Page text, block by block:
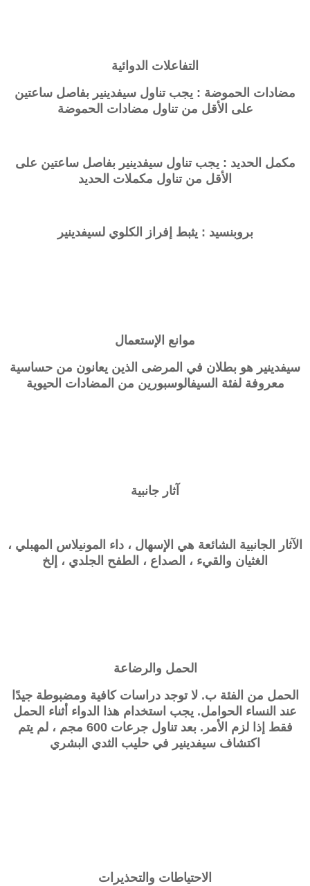
التفاعلات الدوائية
مضادات الحموضة : يجب تناول سيفدينير بفاصل ساعتين
على الأقل من تناول مضادات الحموضة
مكمل الحديد : يجب تناول سيفدينير بفاصل ساعتين على
الأقل من تناول مكملات الحديد
بروبنسيد : يثبط إفراز الكلوي لسيفدينير
موانع الإستعمال
سيفدينير هو بطلان في المرضى الذين يعانون من حساسية
معروفة لفئة السيفالوسبورين من المضادات الحيوية
آثار جانبية
الآثار الجانبية الشائعة هي الإسهال ، داء المونيلاس المهبلي ،
الغثيان والقيء ، الصداع ، الطفح الجلدي ، إلخ
الحمل والرضاعة
الحمل من الفئة ب. لا توجد دراسات كافية ومضبوطة جيدًا
عند النساء الحوامل. يجب استخدام هذا الدواء أثناء الحمل
فقط إذا لزم الأمر. بعد تناول جرعات 600 مجم ، لم يتم
اكتشاف سيفدينير في حليب الثدي البشري
الاحتياطات والتحذيرات